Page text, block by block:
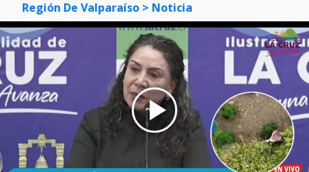
Región De Valparaíso > Noticia